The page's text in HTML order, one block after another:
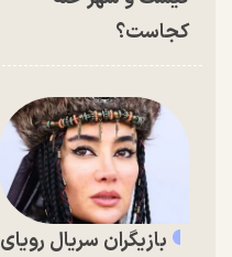
کجاست؟
بازیگران سریال رویای